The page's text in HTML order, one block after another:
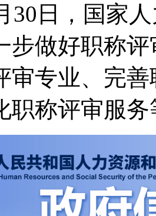
30日，国家
步做好职称
审专业、完
职称评审服